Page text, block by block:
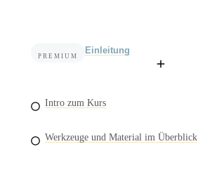
PREMIUM
Einleitung
Intro zum Kurs
Werkzeuge und Material im Überblick